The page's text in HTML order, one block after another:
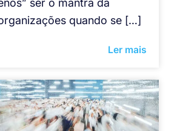
quando se […]
Ler mais